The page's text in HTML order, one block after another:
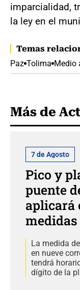
imparcialidad,
la ley en el
Temas
Paz Tolima Medio
Más de
7 de Agosto
Pico y
puente
aplicará
La medida
en nueve
tendrá
dígito de la